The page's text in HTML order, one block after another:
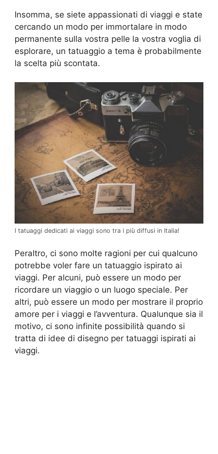
Insomma, se siete appassionati di viaggi e state
cercando un modo per immortalare in modo
permanente sulla vostra pelle la vostra voglia di
esplorare, un tatuaggio a tema è probabilmente
la scelta più scontata.
I tatuaggi dedicati ai viaggi sono tra i più diffusi in Italia!
Peraltro, ci sono molte ragioni per cui qualcuno
potrebbe voler fare un tatuaggio ispirato ai
viaggi. Per alcuni, può essere un modo per
ricordare un viaggio o un luogo speciale. Per
altri, può essere un modo per mostrare il proprio
amore per i viaggi e l’avventura. Qualunque sia il
motivo, ci sono infinite possibilità quando si
tratta di idee di disegno per tatuaggi ispirati ai
viaggi.